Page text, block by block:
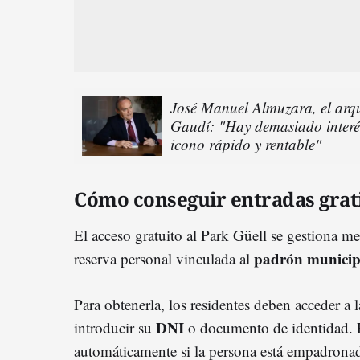
José Manuel Almuzara, el
Gaudí: "Hay demasiado
icono rápido y rentable"
Cómo conseguir entradas
El acceso gratuito al Park Güell se gestiona
reserva personal vinculada al padrón
Para obtenerla, los residentes deben acceder a
introducir su DNI o documento de identidad.
automáticamente si la persona está